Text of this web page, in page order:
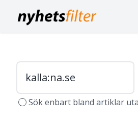
Sök enbart bland artiklar